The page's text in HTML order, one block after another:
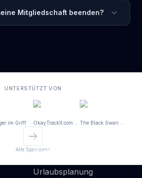
Mitgliedschaft beenden?
UNTERSTÜTZT VON
im Griff
Alle Sponsoren